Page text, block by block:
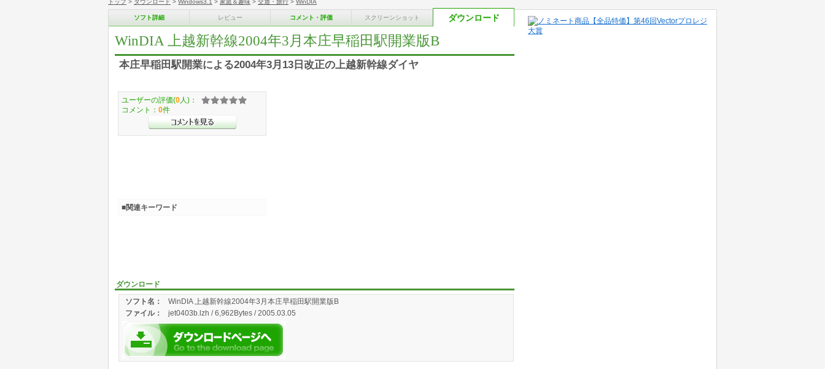
トップ> ダウンロード > Windows3.1 > 家庭＆趣味 > 交通・旅行 > WinDIA
ソフト詳細 レビュー コメント・評価 スクリーンショット ダウンロード
WinDIA 上越新幹線2004年3月本庄早稲田駅開業版B
本庄早稲田駅開業による2004年3月13日改正の上越新幹線ダイヤ
ダウンロード
ソフト名：
WinDIA 上越新幹線2004年3月本庄早稲田駅開業版B
ファイル：
jet0403b.lzh / 6,962Bytes / 2005.03.05
ユーザーの評価(0 人)：
コメント： 0件
■関連キーワード